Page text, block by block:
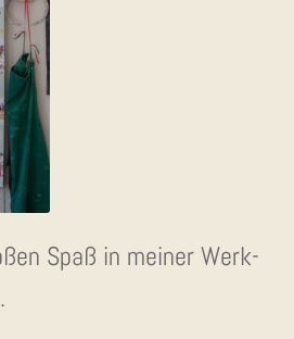
Spaß in mei­ner Werk­